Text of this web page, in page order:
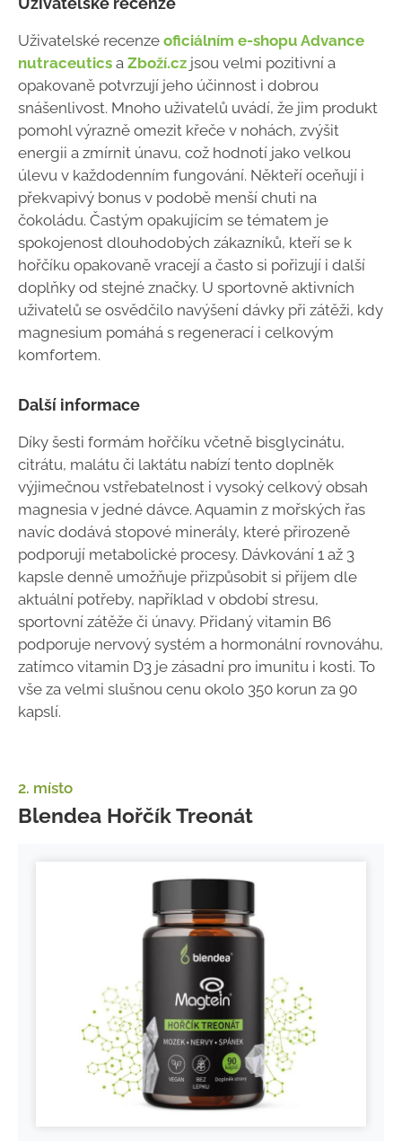
Uživatelské recenze oficiálním e-shopu Advance
nutraceutics a Zboží.cz jsou velmi pozitivní a
opakovaně potvrzují jeho účinnost i dobrou
snášenlivost. Mnoho uživatelů uvádí, že jim produkt
pomohl výrazně omezit křeče v nohách, zvýšit
energii a zmírnit únavu, což hodnotí jako velkou
úlevu v každodenním fungování. Někteří oceňují i
překvapivý bonus v podobě menší chuti na
čokoládu. Častým opakujícím se tématem je
spokojenost dlouhodobých zákazníků, kteří se k
hořčíku opakovaně vracejí a často si pořizují i další
doplňky od stejné značky. U sportovně aktivních
uživatelů se osvědčilo navýšení dávky při zátěži, kdy
magnesium pomáhá s regenerací i celkovým
komfortem.
Další informace
Díky šesti formám hořčíku včetně bisglycinátu,
citrátu, malátu či laktátu nabízí tento doplněk
výjimečnou vstřebatelnost i vysoký celkový obsah
magnesia v jedné dávce. Aquamin z mořských řas
navíc dodává stopové minerály, které přirozeně
podporují metabolické procesy. Dávkování 1 až 3
kapsle denně umožňuje přizpůsobit si příjem dle
aktuální potřeby, například v období stresu,
sportovní zátěže či únavy. Přidaný vitamin B6
podporuje nervový systém a hormonální rovnováhu,
zatímco vitamin D3 je zásadní pro imunitu i kosti. To
vše za velmi slušnou cenu okolo 350 korun za 90
kapslí.
2. místo
Blendea Hořčík Treonát